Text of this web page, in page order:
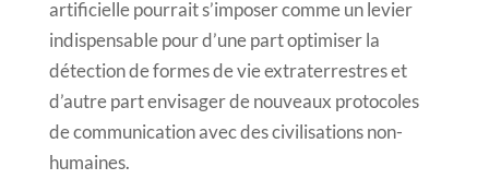
artificielle pourrait s’imposer comme un levier
indispensable pour d’une part optimiser la
détection de formes de vie extraterrestres et
d’autre part envisager de nouveaux protocoles
de communication avec des civilisations non-
humaines.